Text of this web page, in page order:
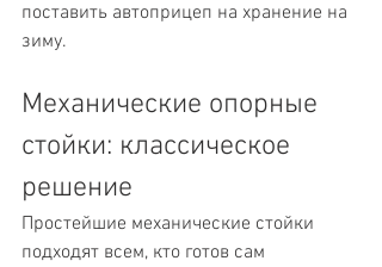
поставить автоприцеп на хранение на
зиму.
Механические опорные
стойки: классическое
решение
Простейшие механические стойки
подходят всем, кто готов сам